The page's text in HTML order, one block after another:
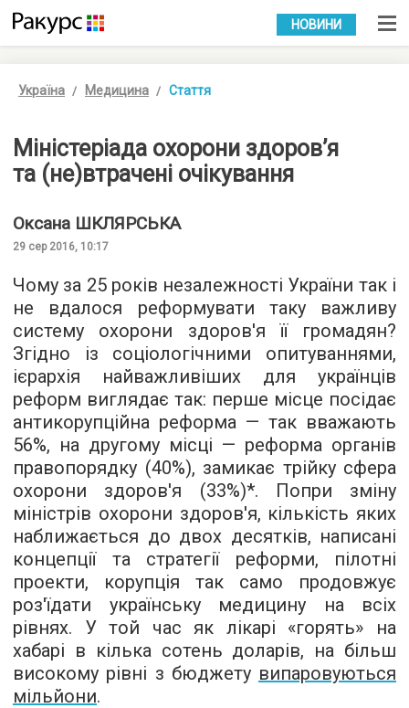
УКР РУС
НОВИНИ
Україна Медицина Стаття
Міністеріада охорони здоров’я
та (не)втрачені очікування
Оксана ШКЛЯРСЬКА
29 сер 2016, 10:17
Чому за 25 років незалежності України так і
не вдалося реформувати таку важливу
систему охорони здоров'я її громадян?
Згідно із соціологічними опитуваннями,
ієрархія найважливіших для українців
реформ виглядає так: перше місце посідає
антикорупційна реформа — так вважають
56%, на другому місці — реформа органів
правопорядку (40%), замикає трійку сфера
охорони здоров'я (33%)*. Попри зміну
міністрів охорони здоров'я, кількість яких
наближається до двох десятків, написані
концепції та стратегії реформи, пілотні
проекти, корупція так само продовжує
роз'їдати українську медицину на всіх
рівнях. У той час як лікарі «горять» на
хабарі в кілька сотень доларів, на більш
високому рівні з бюджету випаровуються
мільйони.